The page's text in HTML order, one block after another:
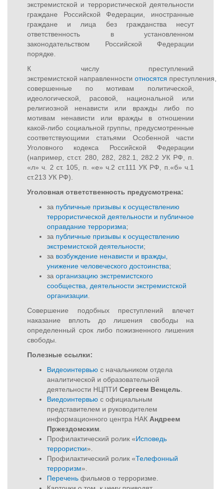
экстремистской и террористической деятельности
граждане Российской Федерации, иностранные
граждане и лица без гражданства несут
ответственность в установленном
законодательством Российской Федерации
порядке.
К числу преступлений
экстремистской направленности относятся преступления,
совершенные по мотивам политической,
идеологической, расовой, национальной или
религиозной ненависти или вражды либо по
мотивам ненависти или вражды в отношении
какой-либо социальной группы, предусмотренные
соответствующими статьями Особенной части
Уголовного кодекса Российской Федерации
(например, ст.ст. 280, 282, 282.1, 282.2 УК РФ, п.
«л» ч. 2 ст. 105, п. «е» ч.2 ст.111 УК РФ, п.«б» ч.1
ст.213 УК РФ).
Уголовная ответственность предусмотрена:
за публичные призывы к осуществлению
террористической деятельности и публичное
оправдание терроризма;
за публичные призывы к осуществлению
экстремистской деятельности;
за возбуждение ненависти и вражды,
унижение человеческого достоинства;
за организацию экстремистского
сообщества, деятельности экстремистской
организации
Совершение подобных преступлений влечет
наказание вплоть до лишения свободы на
определенный срок либо пожизненного лишения
свободы.
Полезные ссылки:
Видеоинтервью с начальником отдела
аналитической и образовательной
деятельности НЦПТИ Сергеем Венцель
Виедоинтервью с официальным
представителем и руководителем
информационного центра НАК Андреем
Пржездомским
Профилактический ролик «Исповедь
террористки».
Профилактический ролик «Телефонный
терроризм».
Перечень фильмов о терроризме.